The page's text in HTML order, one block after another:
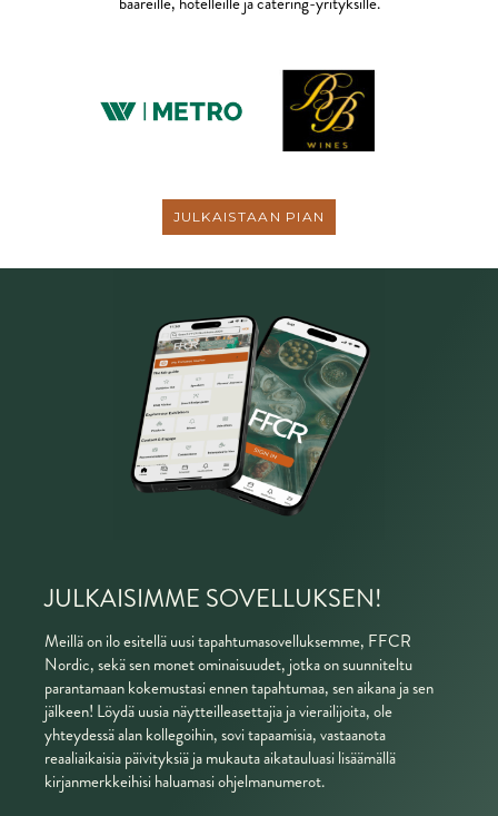
JULKAISTAAN PIAN
JULKAISIMME SOVELLUKSEN!
Meillä on ilo esitellä uusi tapahtumasovelluksemme, FFCR
Nordic, sekä sen monet ominaisuudet, jotka on suunniteltu
parantamaan kokemustasi ennen tapahtumaa, sen aikana ja sen
jälkeen! Löydä uusia näytteilleasettajia ja vierailijoita, ole
yhteydessä alan kollegoihin, sovi tapaamisia, vastaanota
reaaliaikaisia päivityksiä ja mukauta aikatauluasi lisäämällä
kirjanmerkkeihisi haluamasi ohjelmanumerot.